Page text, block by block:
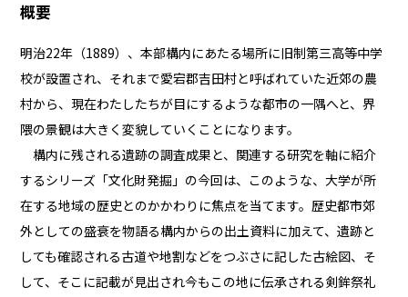
概要
明治22年（1889）、本部構内にあたる場所に旧制第三高等中学
校が設置され、それまで愛宕郡吉田村と呼ばれていた近郊の農
村から、現在わたしたちが目にするような都市の一隅へと、界
隈の景観は大きく変貌していくことになります。
構内に残される遺跡の調査成果と、関連する研究を軸に紹介
するシリーズ「文化財発掘」の今回は、このような、大学が所
在する地域の歴史とのかかわりに焦点を当てます。歴史都市郊
外としての盛衰を物語る構内からの出土資料に加えて、遺跡と
しても確認される古道や地割などをつぶさに記した古絵図、そ
して、そこに記載が見出され今もこの地に伝承される剣鉾祭礼